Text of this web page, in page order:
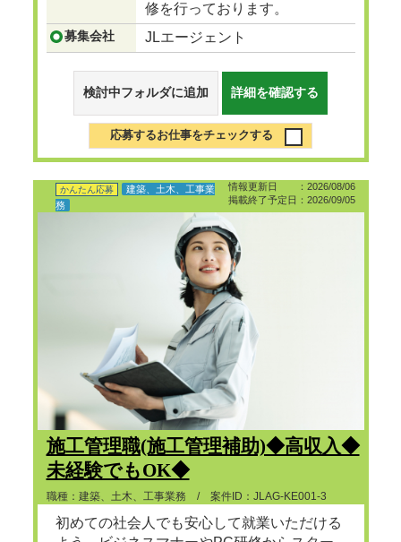
修を行っております。
募集会社 JLエージェント
検討中フォルダに追加 詳細を確認する
応募するお仕事をチェックする
情報更新日 ：2026/08/06
掲載終了予定日：2026/09/05
かんたん応募
建築、土木、工事業
務
施工管理職(施工管理補助)◆高収入◆
未経験でもOK◆
職種：建築、土木、工事業務 / 案件ID：JLAG-KE001-3
初めての社会人でも安心して就業いただける